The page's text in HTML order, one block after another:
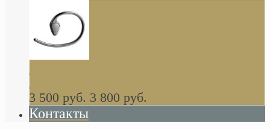
Khala Colombo аксессуары (серия) В
НАЛИЧИИ
3 500 руб. 3 800 руб.
Контакты